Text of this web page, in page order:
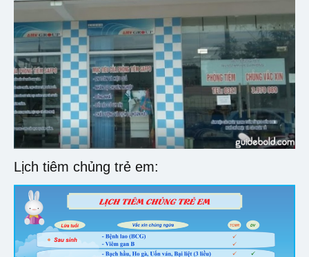
Lịch tiêm chủng trẻ em: